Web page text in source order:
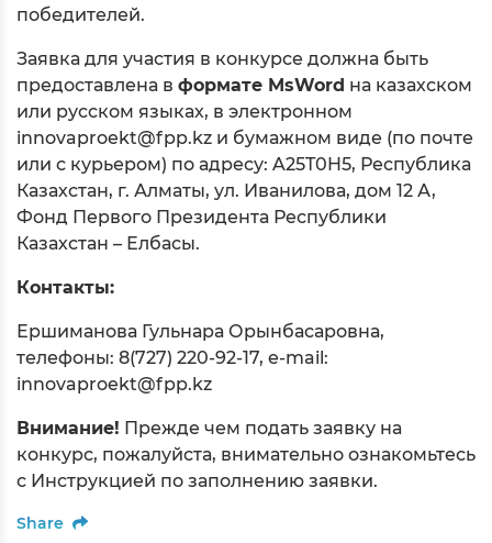
победителей.
Заявка для участия в конкурсе должна быть
предоставлена в формате MsWord на казахском
или русском языках, в электронном
innovaproekt@fpp.kz и бумажном виде (по почте
или с курьером) по адресу: A25T0H5, Республика
Казахстан, г. Алматы, ул. Иванилова, дом 12 А,
Фонд Первого Президента Республики
Казахстан – Елбасы.
Контакты:
Ершиманова Гульнара Орынбасаровна,
телефоны: 8(727) 220-92-17, е-mail:
innovaproekt@fpp.kz
Внимание! Прежде чем подать заявку на
конкурс, пожалуйста, внимательно ознакомьтесь
с Инструкцией по заполнению заявки.
Share